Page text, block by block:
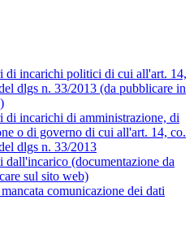
di incarichi politici di cui all'art. 14,
dlgs n. 33/2013 (da pubblicare in
di incarichi di amministrazione, di
o di governo di cui all'art. 14, co.
dlgs n. 33/2013
dall'incarico (documentazione da
sul sito web)
comunicazione dei dati